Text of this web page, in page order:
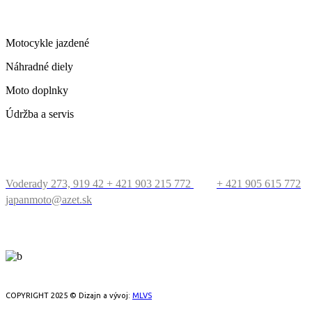
Motocykle jazdené
Náhradné diely
Moto doplnky
Údržba a servis
Voderady 273, 919 42 + 421 903 215 772
+ 421 905 615 772
japanmoto@azet.sk
COPYRIGHT 2025 © Dizajn a vývoj: MLVS